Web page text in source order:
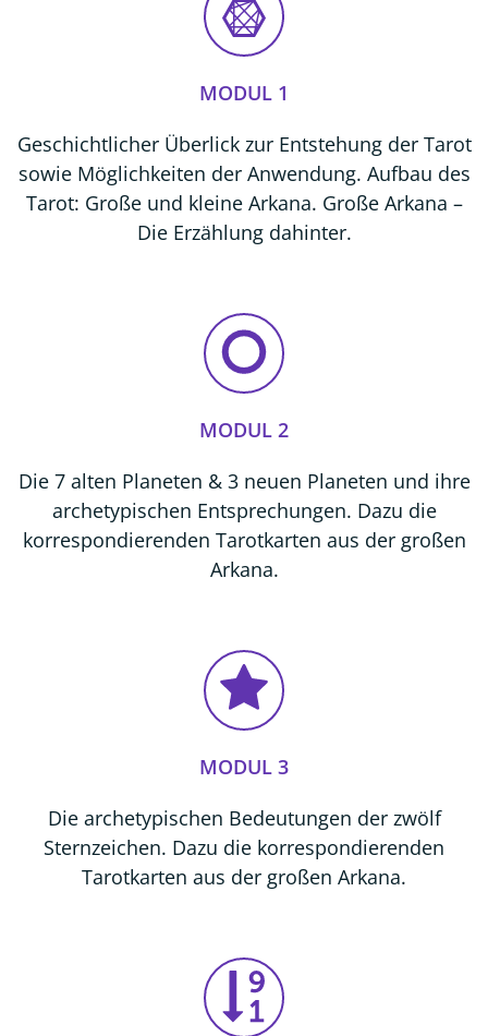
MODUL 1
Geschichtlicher Überlick zur Entstehung der Tarot
sowie Möglichkeiten der Anwendung. Aufbau des
Tarot: Große und kleine Arkana. Große Arkana –
Die Erzählung dahinter.
MODUL 2
Die 7 alten Planeten & 3 neuen Planeten und ihre
archetypischen Entsprechungen. Dazu die
korrespondierenden Tarotkarten aus der großen
Arkana.
MODUL 3
Die archetypischen Bedeutungen der zwölf
Sternzeichen. Dazu die korrespondierenden
Tarotkarten aus der großen Arkana.